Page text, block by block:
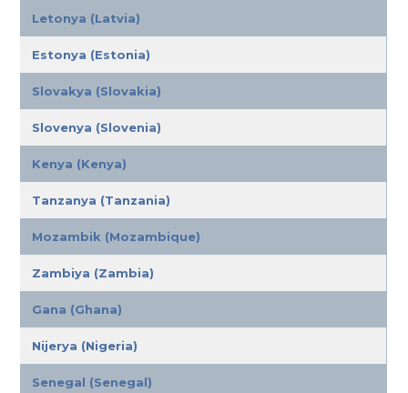
Letonya (Latvia)
Estonya (Estonia)
Slovakya (Slovakia)
Slovenya (Slovenia)
Kenya (Kenya)
Tanzanya (Tanzania)
Mozambik (Mozambique)
Zambiya (Zambia)
Gana (Ghana)
Nijerya (Nigeria)
Senegal (Senegal)